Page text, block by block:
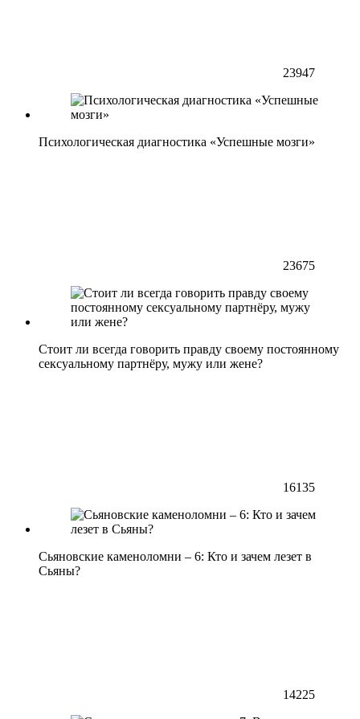
23947
Психологическая диагностика «Успешные мозги»
23675
Стоит ли всегда говорить правду своему постоянному
сексуальному партнёру, мужу или жене?
16135
Сьяновские каменоломни – 6: Кто и зачем лезет в
Сьяны?
14225